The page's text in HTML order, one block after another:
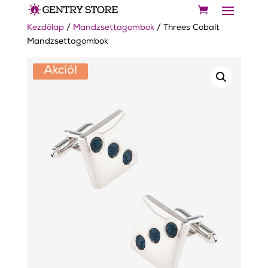
Kezdőlap/ Mandzsettagombok/ Threes Cobalt
Mandzsettagombok
Akció!